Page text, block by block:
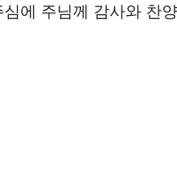
에 주님께 감사와 찬